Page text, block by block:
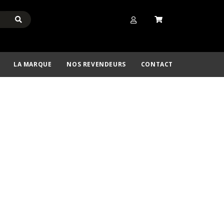
LA MARQUE NOS REVENDEURS CONTACT